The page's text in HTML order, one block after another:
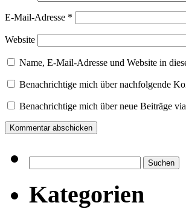
E-Mail-Adresse *
Website
Name, E-Mail-Adresse und Website in
Benachrichtige mich über nachfolgende
Benachrichtige mich über neue Beiträge
nach:
Kategorien